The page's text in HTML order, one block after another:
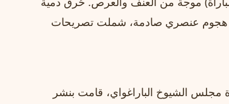
هجوم عنصري صادمة، شملت تصريحات
مجلس الشيوخ الباراغواي، قامت بنشر